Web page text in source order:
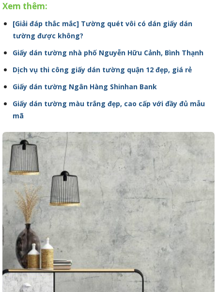
Xem thêm:
[Giải đáp thắc mắc] Tường quét vôi có dán giấy dán
tường được không?
Giấy dán tường nhà phố Nguyễn Hữu Cảnh, Bình Thạnh
Dịch vụ thi công giấy dán tường quận 12 đẹp, giá rẻ
Giấy dán tường Ngân Hàng Shinhan Bank
Giấy dán tường màu trắng đẹp, cao cấp với đầy đủ mẫu
mã